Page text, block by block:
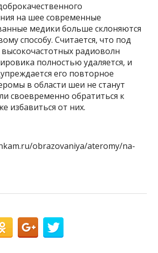
на шее современные
медики больше склоняются
способу. Считается, что под
радиоволн
полностью удаляется, и
его повторное
в области шеи не станут
своевременно обратиться к
избавиться от них.
obrazovaniya/ateromy/na-